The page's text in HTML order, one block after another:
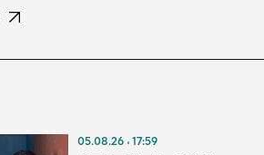
05.08.26 17:59